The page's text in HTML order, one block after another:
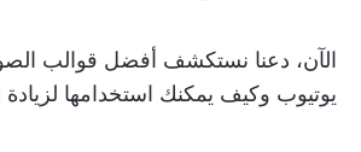
الآن، دعنا نستكشف أفضل قوالب
يوتيوب وكيف يمكنك استخدامها